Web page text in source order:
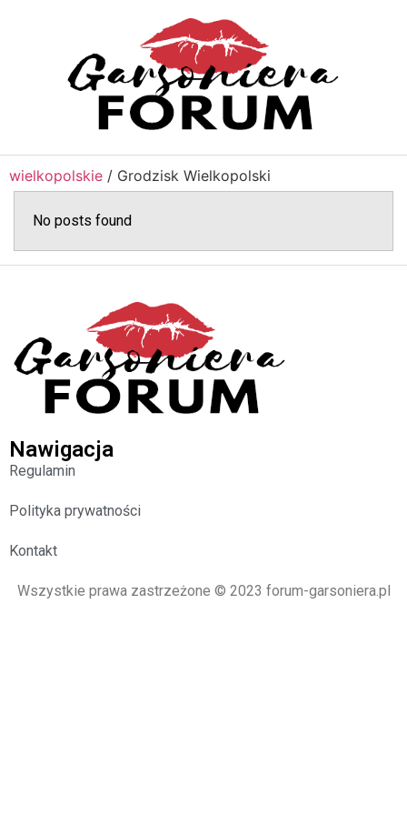
wielkopolskie / Grodzisk Wielkopolski
No posts found
Nawigacja
Regulamin
Polityka prywatności
Kontakt
Wszystkie prawa zastrzeżone © 2023 forum-garsoniera.pl